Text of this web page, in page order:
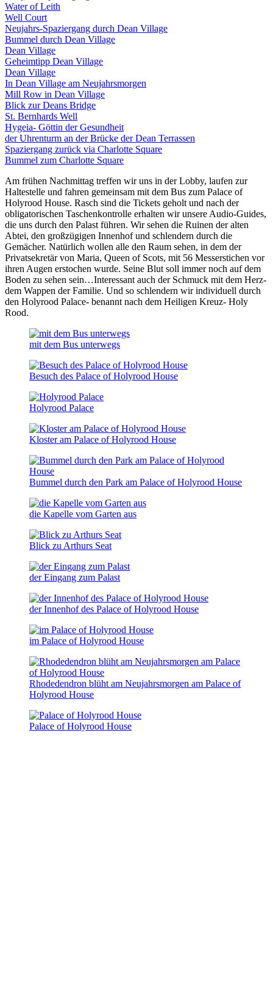
Water of Leith
Well Court
Neujahrs-Spaziergang durch Dean Village
Bummel durch Dean Village
Dean Village
Geheimtipp Dean Village
Dean Village
In Dean Village am Neujahrsmorgen
Mill Row in Dean Village
Blick zur Deans Bridge
St. Bernhards Well
Hygeia- Göttin der Gesundheit
der Uhrenturm an der Brücke der Dean Terrassen
Spaziergang zurück via Charlotte Square
Bummel zum Charlotte Square
Am frühen Nachmittag treffen wir uns in der Lobby, laufen zur
Haltestelle und fahren gemeinsam mit dem Bus zum Palace of
Holyrood House. Rasch sind die Tickets geholt und nach der
obligatorischen Taschenkontrolle erhalten wir unsere Audio-Guides,
die uns durch den Palast führen. Wir sehen die Ruinen der alten
Abtei, den großzügigen Innenhof und schlendern durch die
Gemächer. Natürlich wollen alle den Raum sehen, in dem der
Privatsekretär von Maria, Queen of Scots, mit 56 Messerstichen vor
ihren Augen erstochen wurde. Seine Blut soll immer noch auf dem
Boden zu sehen sein…Interessant auch der Schmuck mit dem Herz-
dem Wappen der Familie. Und so schlendern wir individuell durch
den Holyrood Palace- benannt nach dem Heiligen Kreuz- Holy
Rood.
mit dem Bus unterwegs
Besuch des Palace of Holyrood House
Holyrood Palace
Kloster am Palace of Holyrood House
Bummel durch den Park am Palace of Holyrood House
die Kapelle vom Garten aus
Blick zu Arthurs Seat
der Eingang zum Palast
der Innenhof des Palace of Holyrood House
im Palace of Holyrood House
Rhodedendron blüht am Neujahrsmorgen am Palace of
Holyrood House
Palace of Holyrood House